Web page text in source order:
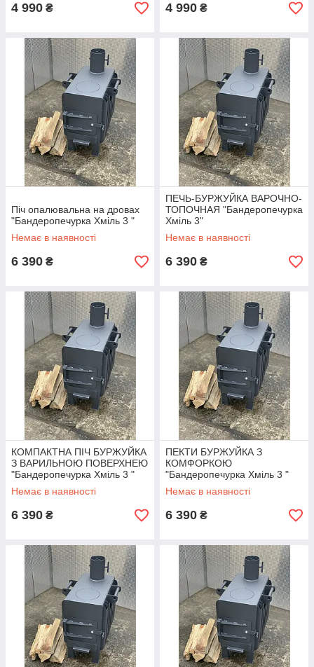
4 990 ₴ 4 990 ₴
Піч опалювальна на дровах
"Бандеропечурка Хміль 3 "
Немає в наявності
6 390 ₴
ПЕЧЬ-БУРЖУЙКА ВАРОЧНО-
ТОПОЧНАЯ "Бандеропечурка
Хміль 3"
Немає в наявності
6 390 ₴
КОМПАКТНА ПІЧ БУРЖУЙКА
З ВАРИЛЬНОЮ ПОВЕРХНЕЮ
"Бандеропечурка Хміль 3 "
Немає в наявності
6 390 ₴
ПЕКТИ БУРЖУЙКА З
КОМФОРКОЮ
"Бандеропечурка Хміль 3 "
Немає в наявності
6 390 ₴